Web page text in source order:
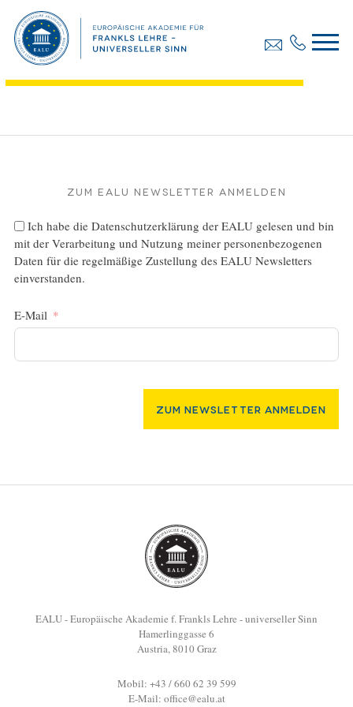
Diplomarbeit, Pichler Elisabeth
Dateigröße:
Zum EALU Newsletter anmelden
Ich habe die Datenschutzerklärung der EALU gelesen und bin
mit der Verarbeitung und Nutzung meiner personenbezogenen
Daten für die regelmäßige Zustellung des EALU Newsletters
einverstanden.
E-Mail
Zum Newsletter Anmelden
EALU - Europäische Akademie f. Frankls Lehre - universeller Sinn
Hamerlinggasse 6
Austria, 8010 Graz
Mobil: +43 / 660 62 39 599
E-Mail: office@ealu.at